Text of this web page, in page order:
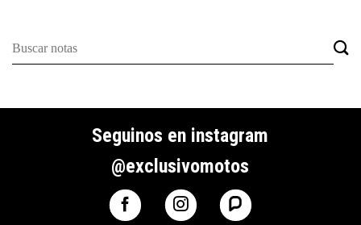
Seguinos en instagram
@exclusivomotos